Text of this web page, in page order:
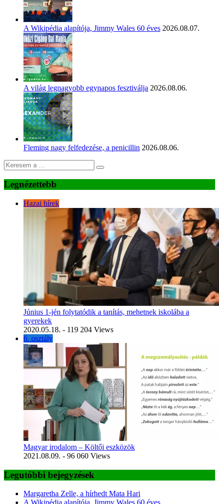
A Wikipédia alapítója, Jimmy Wales 60 éves 2026.08.07.
A világ legnagyobb egynapos fesztiválja 2026.08.06.
Fleming nagy felfedezése, a penicillin 2026.08.06.
Legnézettebb
Hazai hírek
Június 1-jén folytatódik a tanítás, mehetnek iskolába a
gyerekek
2020.05.18. - 119 204 Views
6. osztály
Magyar irodalom – Költői eszközök
2021.08.09. - 96 060 Views
Legutóbbi bejegyzések
Margaretha Zelle, a hírhedt Mata Hari